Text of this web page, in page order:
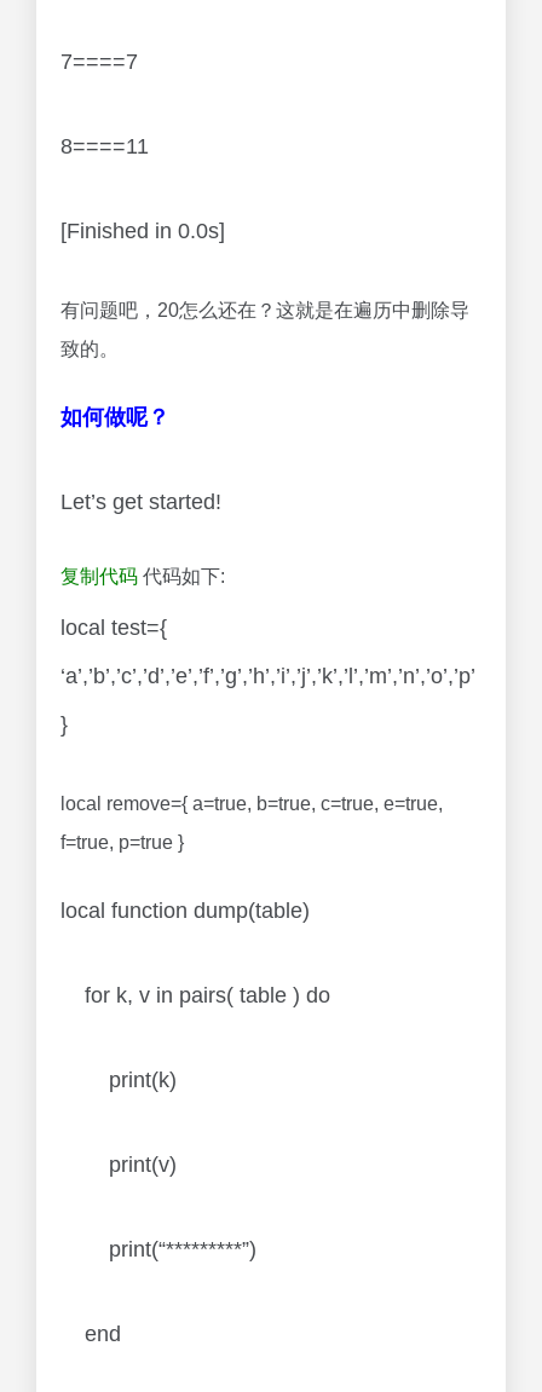
7====7
8====11
[Finished in 0.0s]
有问题吧，20怎么还在？这就是在遍历中删除导
致的。
如何做呢？
Let’s get started!
复制代码 代码如下:
local test={
‘a’,’b’,’c’,’d’,’e’,’f’,’g’,’h’,’i’,’j’,’k’,’l’,’m’,’n’,’o’,’p’
}
local remove={ a=true, b=true, c=true, e=true,
f=true, p=true }
local function dump(table)
for k, v in pairs( table ) do
print(k)
print(v)
print(“*********”)
end